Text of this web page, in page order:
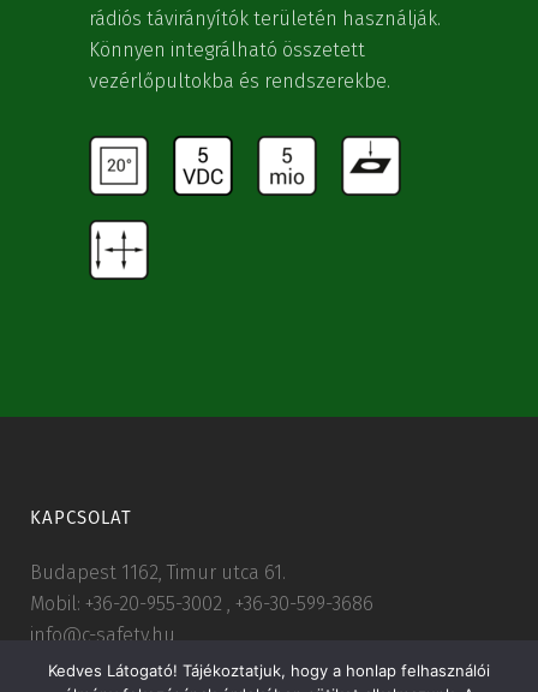
rádiós távirányítók területén használják.
Könnyen integrálható összetett
vezérlőpultokba és rendszerekbe.
KAPCSOLAT
Budapest 1162, Timur utca 61.
Mobil: +36-20-955-3002 , +36-30-599-3686
info@c-safety.hu
Kedves Látogató! Tájékoztatjuk, hogy a honlap felhasználói